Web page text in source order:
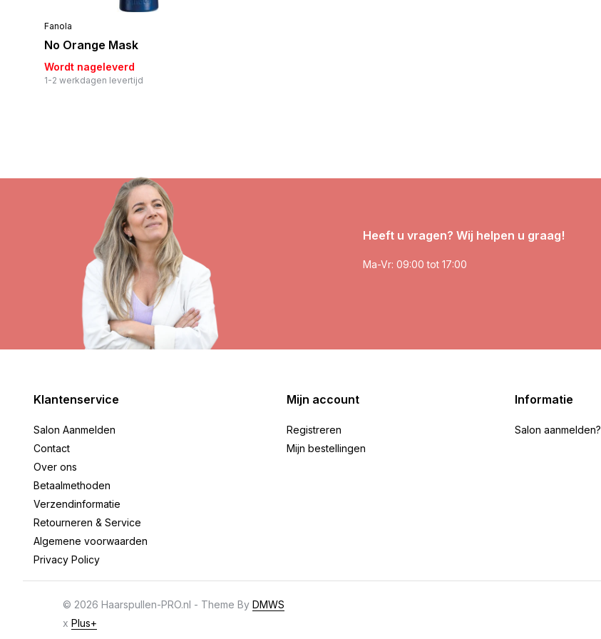
Fanola
No Orange Mask
Wordt nageleverd
1-2 werkdagen levertijd
Heeft u vragen? Wij helpen u graag!
Ma-Vr: 09:00 tot 17:00
Klantenservice
Salon Aanmelden
Contact
Over ons
Betaalmethoden
Verzendinformatie
Retourneren & Service
Algemene voorwaarden
Privacy Policy
Mijn account
Registreren
Mijn bestellingen
Informatie
Salon aanmelden?
© 2026 Haarspullen-PRO.nl - Theme ByDMWS
xPlus+